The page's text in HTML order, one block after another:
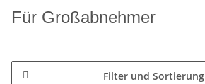
Für Großabnehmer
Filter und Sortierung